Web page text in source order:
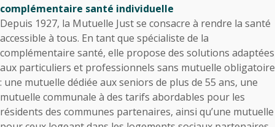
complémentaire santé individuelle
Depuis 1927, la Mutuelle Justse consacre à rendre la santé
accessible à tous. En tant que spécialiste de la
complémentaire santé, elle propose des solutions adaptées
aux particuliers et professionnels sans mutuelle obligatoire
: une mutuelle dédiée aux seniors de plus de 55 ans, une
mutuelle communale à des tarifs abordables pour les
résidents des communes partenaires, ainsi qu’une mutuelle